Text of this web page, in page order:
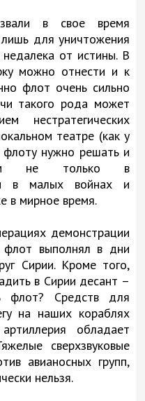
в свое время
для уничтожения
от истины. В
можно отнести и к
флот очень сильно
такого рода может
нестратегических
театре (как у
флоту нужно решать и
не только в
в малых войнах и
в мирное время.
демонстрации
выполнял в дни
Сирии. Кроме того,
в Сирии десант –
Средств для
на наших кораблях
обладает
сверхзвуковые
авианосных групп,
нельзя.